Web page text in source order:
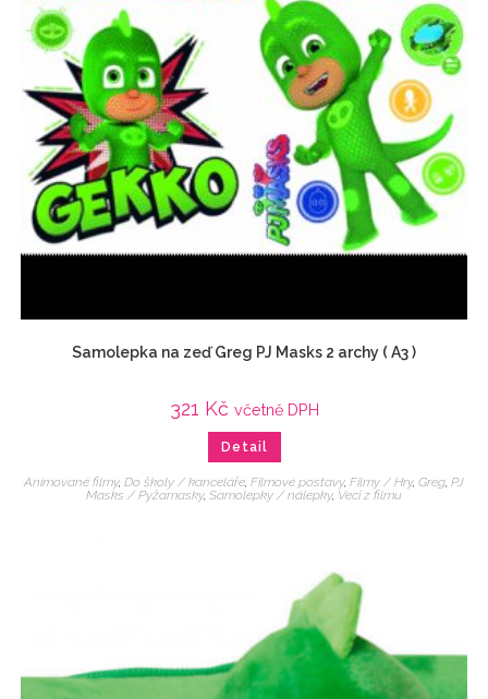
Samolepka na zeď Greg PJ Masks 2 archy ( A3 )
321 Kč včetně DPH
Detail
Animované filmy, Do školy / kanceláře Filmové postavy, Filmy / Hry, Greg PJ
Masks / Pyžamasky, Samolepky / nálepky, Veci z filmu